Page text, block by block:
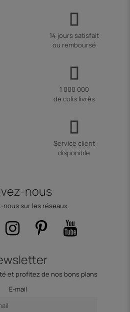
14 jours satisfait
ou remboursé
1 000 000
de colis livrés
Service client
disponible
nous
nous sur les réseaux
et profitez de nos bons plans
E-mail